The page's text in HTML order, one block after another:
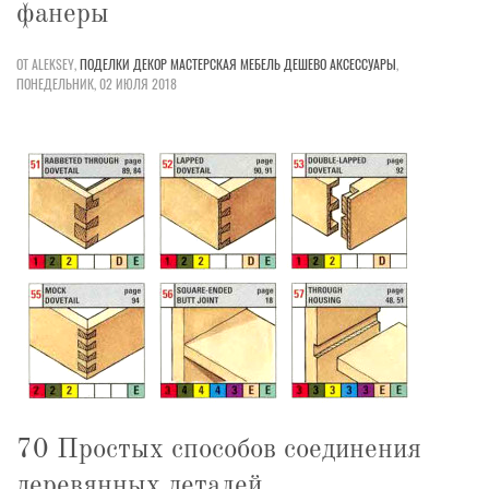
фанеры
ОТ ALEKSEY,ПОДЕЛКИ ДЕКОРМАСТЕРСКАЯ МЕБЕЛЬ ДЕШЕВОАКСЕССУАРЫ,
ПОНЕДЕЛЬНИК, 02 ИЮЛЯ 2018
70 Простых способов соединения